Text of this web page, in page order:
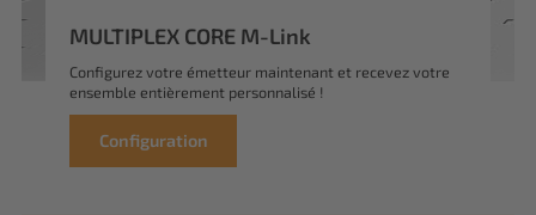
MULTIPLEX CORE M-Link
Configurez votre émetteur maintenant et recevez votre
ensemble entièrement personnalisé !
Configuration